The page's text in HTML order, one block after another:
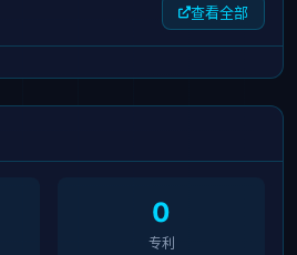
查看全部
0
专利